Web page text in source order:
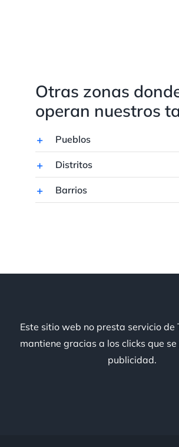
Otras zonas
operan nuestros
Pueblos
Distritos
Barrios
Este sitio web no presta servicio de
mantiene gracias a los clicks que
publicidad.